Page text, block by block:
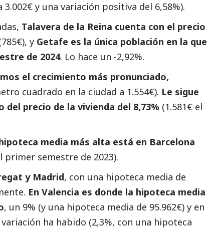
y una variación positiva del 6,58%).
Talavera de la Reina cuenta con el precio
y Getafe es la única población en la que
de 2024. Lo hace un -2,92%.
el crecimiento más pronunciado,
cuadrado en la ciudad a 1.554€). Le sigue
precio de la vivienda del 8,73% (1.581€ el
media más alta está en Barcelona
primer semestre de 2023).
y Madrid, con una hipoteca media de
En Valencia es donde la hipoteca media
, un 9% (y una hipoteca media de 95.962€) y en
ha habido (2,3%, con una hipoteca